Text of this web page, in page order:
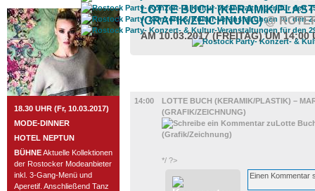
ROSTOCK TAGESTIPP
18.30 UHR (Fr, 10.03.2017)
MODE-DINNER
HOTEL NEPTUN
BÜHNEAktuelle Kollektionen
der Rostocker Modeanbieter
inkl. 3-Gang-Menü und
Aperetif. Anschließend Tanz
LOTTE BUCH (KERAMIK/
(GRAFIK/ZEICHNUNG)@
AM 10.03.2017 (FREITAG) UM 14:00
14:00
LOTTE BUCH (KERAMIK/PLASTIK) –
(GRAFIK/ZEICHNUNG)
*/ ?>